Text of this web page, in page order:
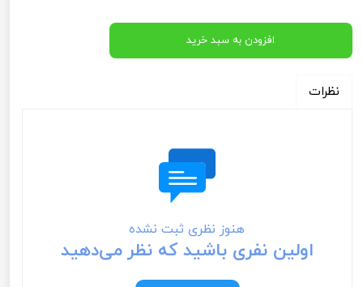
افزودن به سبد خرید
نظرات
هنوز نظری ثبت نشده
اولین نفری باشید که نظر می‌دهید